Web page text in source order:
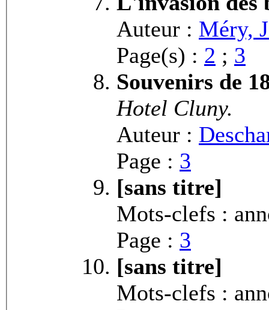
Auteur : Méry,
Page(s) : 2 ; 3
Souvenirs de
Hotel Cluny.
Auteur :
Page : 3
[sans titre]
Mots-clefs :
Page : 3
[sans titre]
Mots-clefs :